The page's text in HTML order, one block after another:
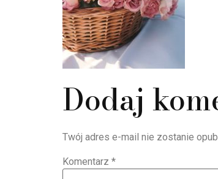
Dodaj
Twój adres e-mail nie zostanie
Komentarz *